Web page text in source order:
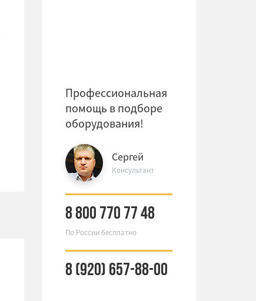
Профессиональная
помощь в подборе
оборудования!
Сергей
Консультант
8 800 770 77 48
По России бесплатно
8 (920) 657-88-00